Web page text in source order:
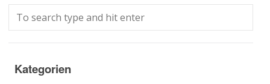
Kategorien